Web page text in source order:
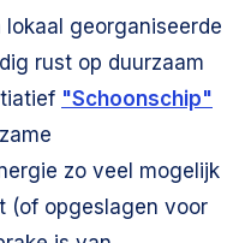
lokaal georganiseerde
rust op duurzaam
"Schoonschip"
zo veel mogelijk
(of opgeslagen voor